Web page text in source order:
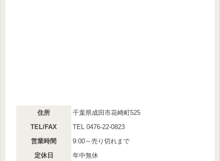
住所
千葉県成田市花崎町525
TEL/FAX
TEL 0476-22-0823
営業時間
9:00～売り切れまで
定休日
年中無休